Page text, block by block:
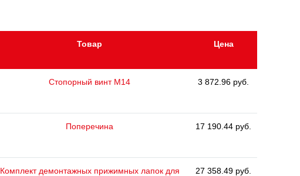
Товар Цена
Стопорный винт М14 3 872.96 руб.
Поперечина 17 190.44 руб.
Комплект демонтажных прижимных лапок для
27 358.49 руб.